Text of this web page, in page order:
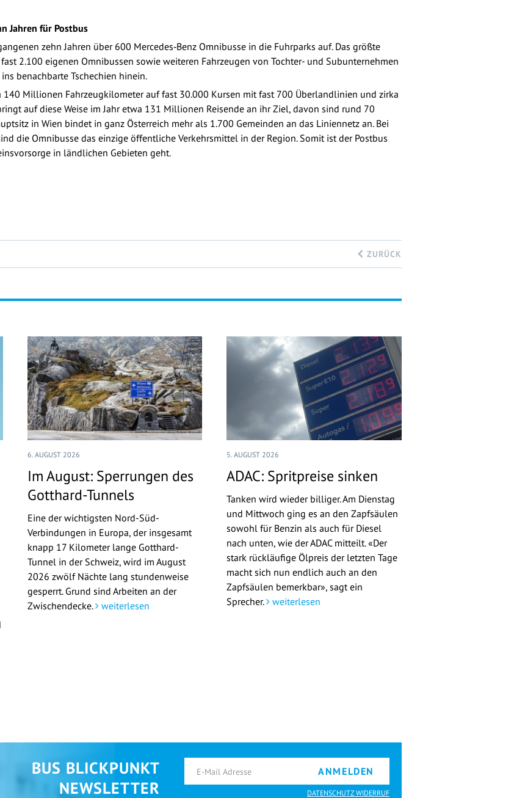
Jahren für Postbus
zehn Jahren über 600 Mercedes‑Benz Omnibusse in die Fuhrparks auf. Das größte
2.100 eigenen Omnibussen sowie weiteren Fahrzeugen von Tochter- und Subunternehmen
benachbarte Tschechien hinein.
Millionen Fahrzeugkilometer auf fast 30.000 Kursen mit fast 700 Überlandlinien und zirka
auf diese Weise im Jahr etwa 131 Millionen Reisende an ihr Ziel, davon sind rund 70
in Wien bindet in ganz Österreich mehr als 1.700 Gemeinden an das Liniennetz an. Bei
die Omnibusse das einzige öffentliche Verkehrs­mittel in der Region. Somit ist der Postbus
in ländlichen Gebieten geht.
ZURÜCK
6. AUGUST 2026
Im August: Sperrungen des
Gotthard-Tunnels
Eine der wichtigsten Nord-Süd-
Verbindungen in Europa, der insgesamt
knapp 17 Kilometer lange Gotthard-
Tunnel in der Schweiz, wird im August
2026 zwölf Nächte lang stundenweise
gesperrt. Grund sind Arbeiten an der
Zwischendecke. weiterlesen
5. AUGUST 2026
ADAC: Spritpreise sinken
Tanken wird wieder billiger. Am Dienstag
und Mittwoch ging es an den Zapfsäulen
sowohl für Benzin als auch für Diesel
nach unten, wie der ADAC mitteilt. «Der
stark rückläufige Ölpreis der letzten Tage
macht sich nun endlich auch an den
Zapfsäulen bemerkbar», sagt ein
Sprecher. weiterlesen
BUS BLICKPUNKT
NEWSLETTER
ANMELDEN
DATENSCHUTZ WIDERRUF